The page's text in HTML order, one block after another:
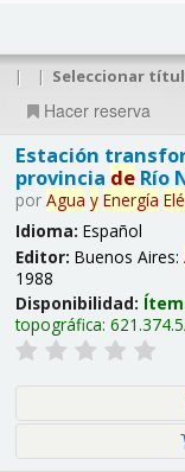
| | Seleccionar
Hacer reserva
Estación
provincia deRío
por Agua y Energía
Idioma: Español
Editor: Buenos Aires:
1988
Disponibilidad:
topográfica: